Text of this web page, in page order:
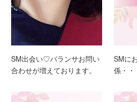
SM出会い♡バランサお問い
合わせが増えております。
SMに
係・・